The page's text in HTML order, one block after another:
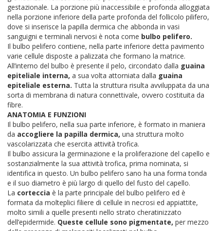
gestazionale. La porzione più inaccessibile e profonda alloggiata
nella porzione inferiore della parte profonda del follicolo pilifero,
dove si inserisce la papilla dermica che abbonda in vasi
sanguigni e terminali nervosi è nota come bulbo pelifero.
Il bulbo pelifero contiene, nella parte inferiore detta pavimento
varie cellule disposte a palizzata che formano la matrice.
All’interno del bulbo è presente il pelo, circondato dalla guaina
epiteliale interna, a sua volta attorniata dalla guaina
epiteliale esterna. Tutta la struttura risulta avviluppata da una
sorta di membrana di natura connettivale, ovvero costituita da
fibre.
ANATOMIA E FUNZIONI
Il bulbo pelifero, nella sua parte inferiore, è formato in maniera
da accogliere la papilla dermica, una struttura molto
vascolarizzata che esercita attività trofica.
Il bulbo assicura la germinazione e la proliferazione del capello e
sostanzialmente la sua attività trofica, prima nominata, si
identifica in questo. Un bulbo pelifero sano ha una forma tonda
e il suo diametro è più largo di quello del fusto del capello.
La corteccia è la parte principale del bulbo pelifero ed è
formata da molteplici filiere di cellule in necrosi ed appiattite,
molto simili a quelle presenti nello strato cheratinizzato
dell’epidermide. Queste cellule sono pigmentate, per mezzo